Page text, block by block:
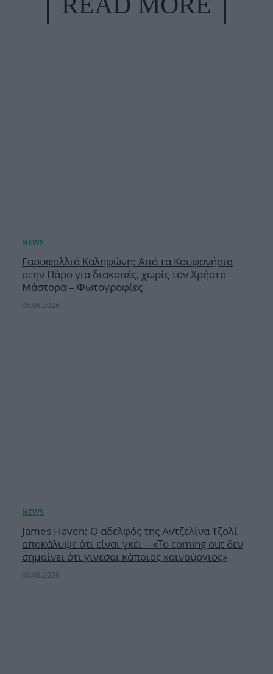
Γαρυφαλλιά Καληφώνη: Από τα Κουφονήσια
στην Πάρο για διακοπές, χωρίς τον Χρήστο
Μάστορα – Φωτογραφίες
06.08.2026
James Haven: Ο αδελφός της Αντζελίνα Τζολί
αποκάλυψε ότι είναι γκέι – «Το coming out δεν
σημαίνει ότι γίνεσαι κάποιος καινούργιος»
06.08.2026